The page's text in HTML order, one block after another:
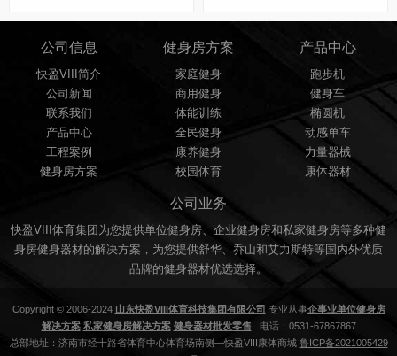
公司信息
快盈VIII简介
公司新闻
联系我们
产品中心
工程案例
健身房方案
健身房方案
家庭健身
商用健身
体能训练
全民健身
康养健身
校园体育
产品中心
跑步机
健身车
椭圆机
动感单车
力量器械
康体器材
公司业务
快盈VIII体育集团为您提供单位健身房、企业健身房和私家健身房等多种健
身房健身器材的解决方案，为您提供舒华、乔山和艾力斯特等国内外优质
品牌的健身器材优选选择。
Copyright © 2006-2024 山东快盈VIII体育科技集团有限公司 专业从事企事业单位健身房
解决方案 私家健身房解决方案 健身器材批发零售 电话：0531-67867867
总部地址：济南市经十路省体育中心体育场南侧—快盈VIII康体商城 鲁ICP备2021005429